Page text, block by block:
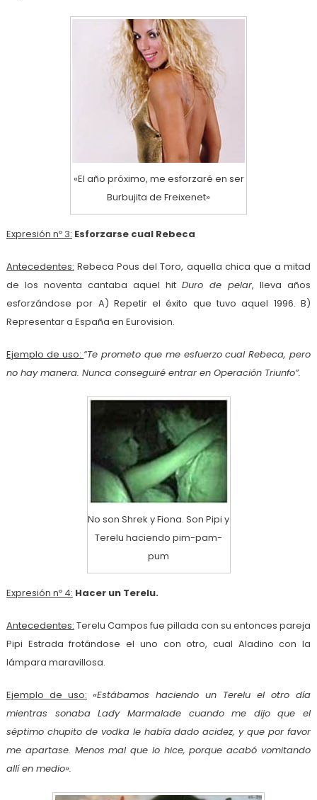
«El año próximo, me esforzaré en ser
Burbujita de Freixenet»
Expresión nº 3: Esforzarse cual Rebeca
Antecedentes: Rebeca Pous del Toro, aquella chica que a mitad
de los noventa cantaba aquel hitDuro de pelar, lleva años
esforzándose por A) Repetir el éxito que tuvo aquel 1996. B)
Representar a España en Eurovision.
Ejemplo de uso:“Te prometo que me esfuerzo cual Rebeca, pero
no hay manera. Nunca conseguiré entrar en Operación Triunfo”.
No son Shrek y Fiona. Son Pipi y
Terelu haciendo pim-pam-
pum
Expresión nº 4: Hacer un Terelu.
Antecedentes: Terelu Campos fue pillada con su entonces pareja
Pipi Estrada frotándose el uno con otro, cual Aladino con la
lámpara maravillosa.
Ejemplo de uso: «Estábamos haciendo un Terelu el otro día
mientras sonaba Lady Marmalade cuando me dijo que el
séptimo chupito de vodka le había dado acidez, y que por favor
me apartase. Menos mal que lo hice, porque acabó vomitando
allí en medio».